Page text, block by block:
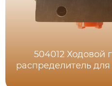
504012 Ходовой
распределитель